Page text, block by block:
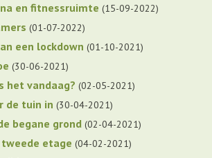
en fitnessruimte 15-09-2022
01-07-2022
een lockdown 01-10-2021
30-06-2021
het vandaag? 02-05-2021
de tuin in 30-04-2021
begane grond 02-04-2021
tweede etage 04-02-2021